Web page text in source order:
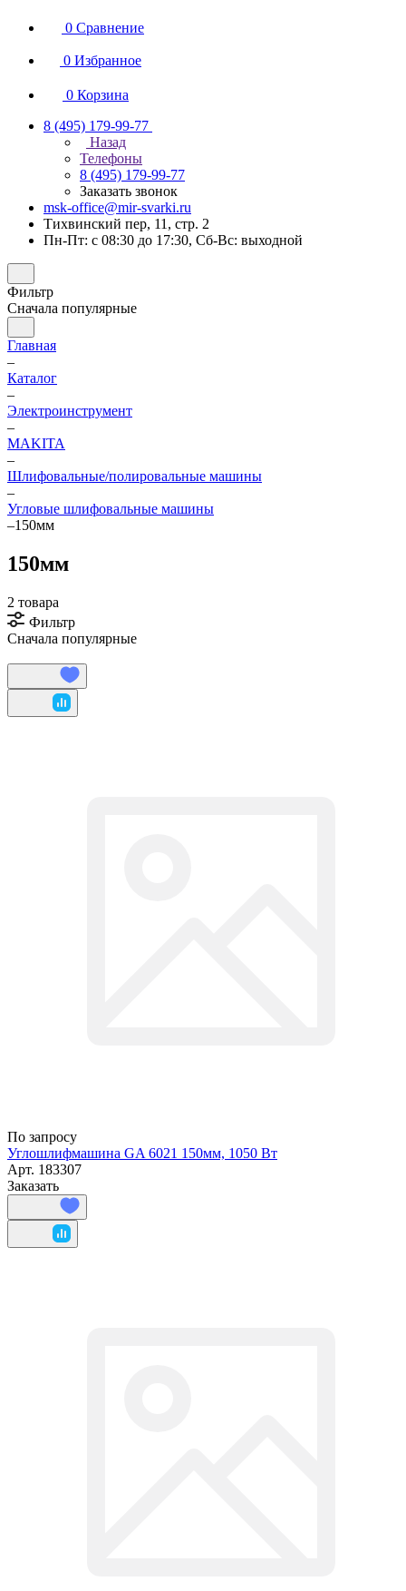
0 Сравнение
0 Избранное
0 Корзина
8 (495) 179-99-77
Назад
Телефоны
8 (495) 179-99-77
Заказать звонок
msk-office@mir-svarki.ru
Тихвинский пер, 11, стр. 2
Пн-Пт: с 08:30 до 17:30, Сб-Вс: выходной
Фильтр
Сначала популярные
Главная
–
Каталог
–
Электроинструмент
–
МAKITA
–
Шлифовальные/полировальные машины
–
Угловые шлифовальные машины
–150мм
150мм
2 товара
Фильтр
Сначала популярные
По запросу
Углошлифмашина GA 6021 150мм, 1050 Вт
Арт. 183307
Заказать